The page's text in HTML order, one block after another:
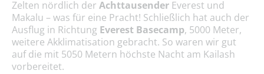
Zelten nördlich der Achttausender Everest und
Makalu – was für eine Pracht! Schließlich hat auch der
Ausflug in Richtung Everest Basecamp, 5000 Meter,
weitere Akklimatisation gebracht. So waren wir gut
auf die mit 5050 Metern höchste Nacht am Kailash
vorbereitet.